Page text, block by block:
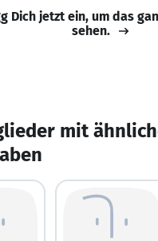
Dich jetzt ein, um das
sehen.
mit